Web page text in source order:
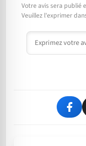
Votre avis sera publié
Veuillez l'exprimer
Commentaire